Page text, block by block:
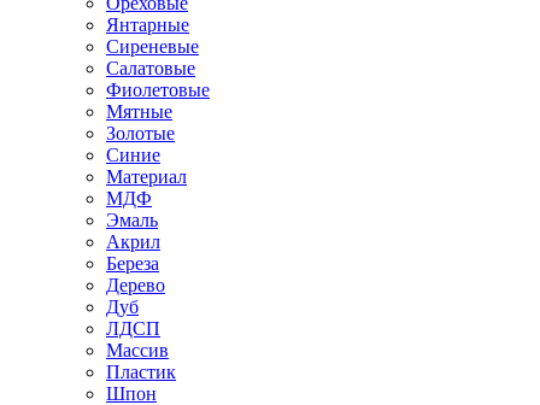
Янтарные
Сиреневые
Салатовые
Фиолетовые
Мятные
Золотые
Синие
Материал
МДФ
Эмаль
Акрил
Береза
Дерево
Дуб
ЛДСП
Массив
Пластик
Шпон